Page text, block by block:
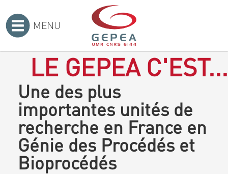
MENU
LE GEPEA C'EST...
Une des plus
importantes unités de
recherche en France en
Génie des Procédés et
Bioprocédés